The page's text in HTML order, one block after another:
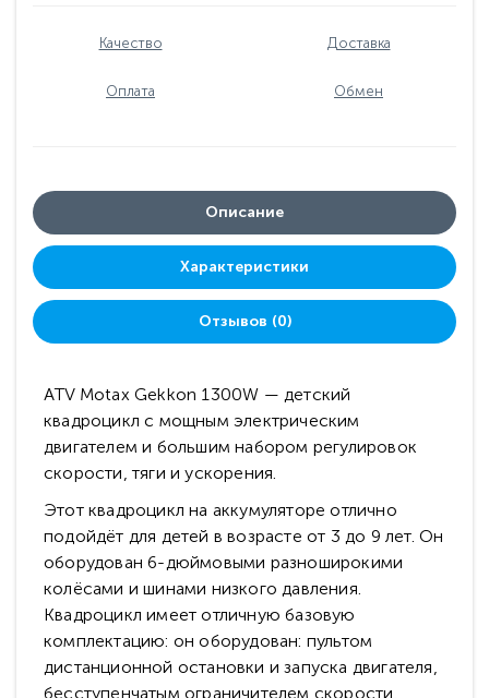
Качество Доставка
Оплата Обмен
Описание
Характеристики
Отзывов (0)
АTV Motax Gekkon 1300W — детский
квадроцикл с мощным электрическим
двигателем и большим набором регулировок
скорости, тяги и ускорения.
Этот квадроцикл на аккумуляторе отлично
подойдёт для детей в возрасте от 3 до 9 лет. Он
оборудован 6-дюймовыми разноширокими
колёсами и шинами низкого давления.
Квадроцикл имеет отличную базовую
комплектацию: он оборудован: пультом
дистанционной остановки и запуска двигателя,
бесступенчатым ограничителем скорости,